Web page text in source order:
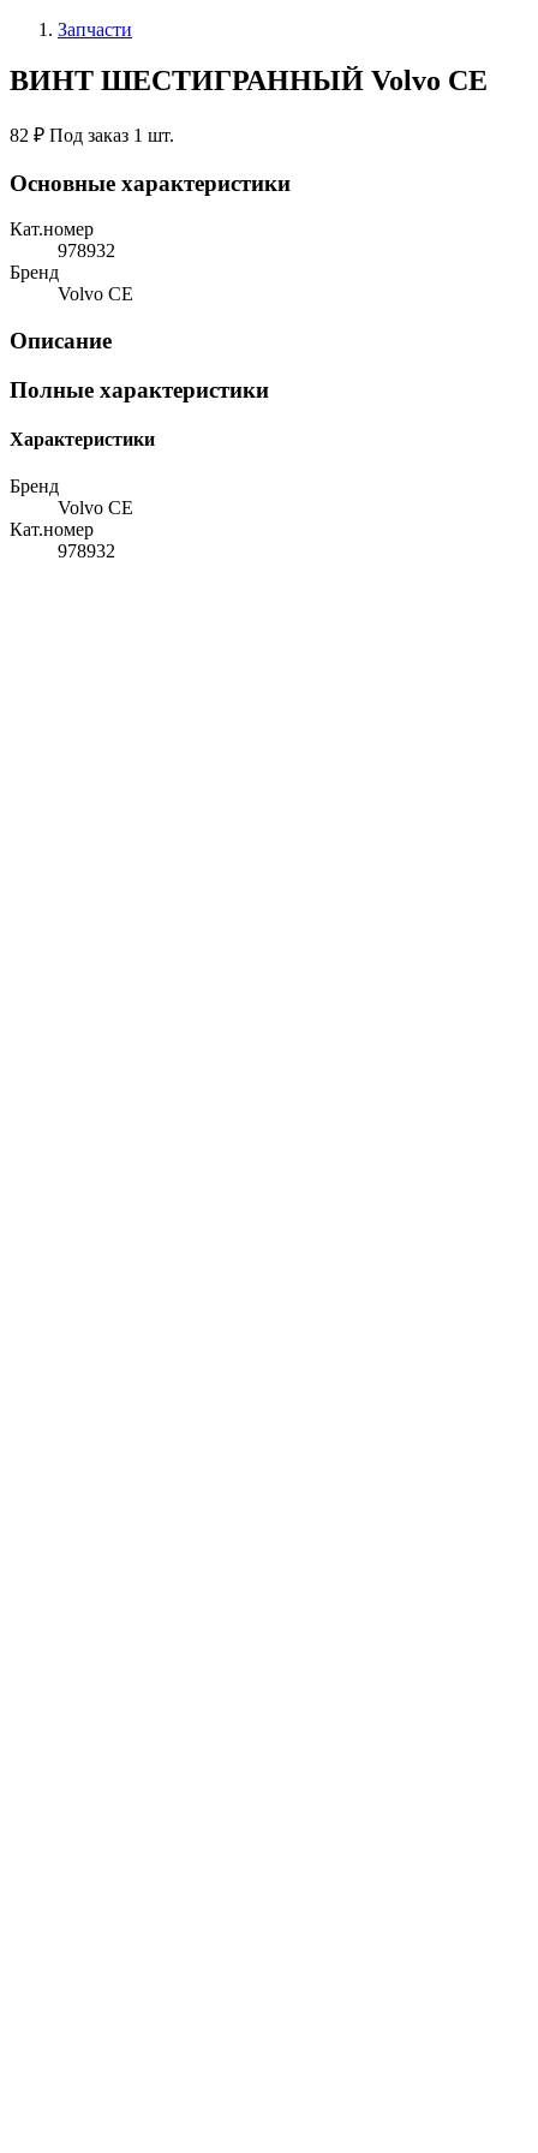
Запчасти
ВИНТ ШЕСТИГРАННЫЙ Volvo CE
82 ₽ Под заказ 1 шт.
Основные характеристики
Кат.номер
978932
Бренд
Volvo CE
Описание
Полные характеристики
Характеристики
Бренд
Volvo CE
Кат.номер
978932